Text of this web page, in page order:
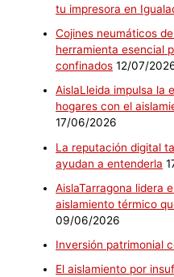
tu impresora en
Cojines neumáticos
herramienta esencial
confinados 12/07/
AislaLleida impulsa la
hogares con el
17/06/2026
La reputación digital
ayudan a entenderla
AislaTarragona lidera
aislamiento térmico
09/06/2026
Inversión patrimonial
El aislamiento por